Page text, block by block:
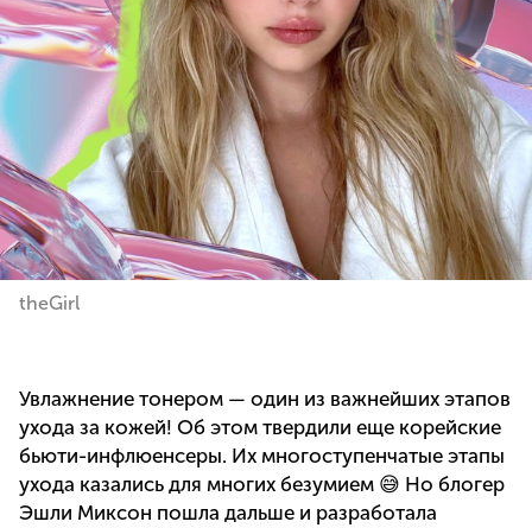
theGirl
Увлажнение тонером — один из важнейших этапов
ухода за кожей! Об этом твердили еще корейские
бьюти-инфлюенсеры. Их многоступенчатые этапы
ухода казались для многих безумием 😅 Но блогер
Эшли Миксон пошла дальше и разработала